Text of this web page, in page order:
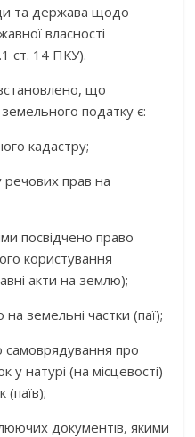
та держава щодо
власності
ст. 14 ПКУ).
що
податку є:
кадастру;
прав на
посвідчено право
користування
акти на землю);
на земельні частки (паї);
самоврядування про
у натурі (на місцевості)
(паїв);
документів, якими